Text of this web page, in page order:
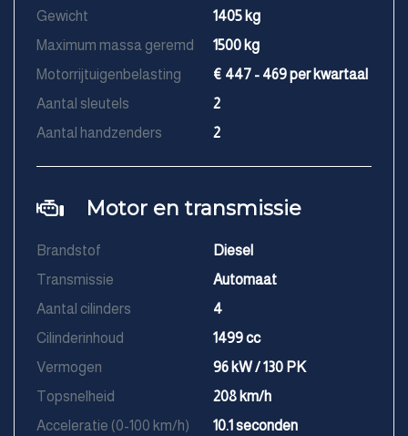
Gewicht
1405 kg
Maximum massa geremd
1500 kg
Motorrijtuigenbelasting
€ 447 - 469 per kwartaal
Aantal sleutels
2
Aantal handzenders
2
Motor en transmissie
Brandstof
Diesel
Transmissie
Automaat
Aantal cilinders
4
Cilinderinhoud
1499 cc
Vermogen
96 kW / 130 PK
Topsnelheid
208 km/h
Acceleratie (0-100 km/h)
10.1 seconden